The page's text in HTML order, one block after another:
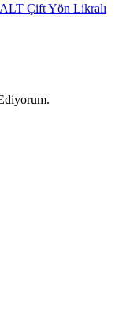
Çift Yön Likralı